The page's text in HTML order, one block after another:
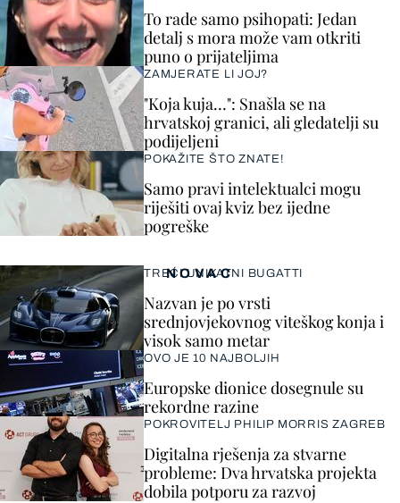
To rade samo psihopati: Jedan
detalj s mora može vam otkriti
puno o prijateljima
ZAMJERATE LI JOJ?
"Koja kuja…": Snašla se na
hrvatskoj granici, ali gledatelji su
podijeljeni
POKAŽITE ŠTO ZNATE!
Samo pravi intelektualci mogu
riješiti ovaj kviz bez ijedne
pogreške
NOVAC
TREĆI UNIKATNI BUGATTI
Nazvan je po vrsti
srednjovjekovnog viteškog konja i
visok samo metar
OVO JE 10 NAJBOLJIH
Europske dionice dosegnule su
rekordne razine
POKROVITELJ PHILIP MORRIS ZAGREB
Digitalna rješenja za stvarne
probleme: Dva hrvatska projekta
dobila potporu za razvoj